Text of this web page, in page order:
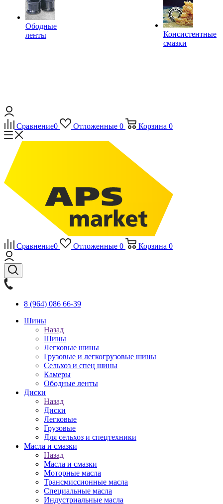
Ободные
ленты
Консистентные
смазки
Сравнение0 Отложенные 0 Корзина 0
Сравнение0 Отложенные 0 Корзина 0
8 (964) 086 66-39
Шины
Назад
Шины
Легковые шины
Грузовые и легкогрузовые шины
Сельхоз и спец шины
Камеры
Ободные ленты
Диски
Назад
Диски
Легковые
Грузовые
Для сельхоз и спецтехники
Масла и смазки
Назад
Масла и смазки
Моторные масла
Трансмиссионные масла
Специальные масла
Индустриальные масла